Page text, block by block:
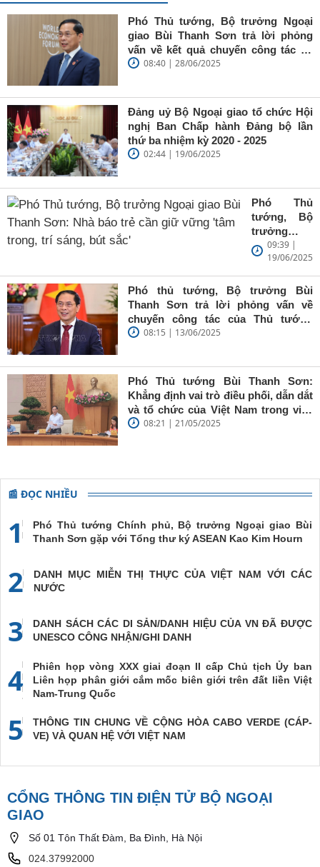
Phó Thủ tướng, Bộ trưởng Ngoại
giao Bùi Thanh Sơn trả lời phỏng
vấn về kết quả chuyến công tác tại
Trung Quốc của Thủ tướng Chính
08:40 | 28/06/2025
Đảng uỷ Bộ Ngoại giao tổ chức Hội
nghị Ban Chấp hành Đảng bộ lần
thứ ba nhiệm kỳ 2020 - 2025
02:44 | 19/06/2025
Phó Thủ
tướng, Bộ
trưởng
Ngoại giao
Bùi Thanh
Sơn: Nhà
báo trẻ cần
giữ vững
'tâm trong,
09:39 |
19/06/2025
Phó thủ tướng, Bộ trưởng Bùi
Thanh Sơn trả lời phỏng vấn về
chuyến công tác của Thủ tướng
Chính phủ đến Estonia, Pháp và
08:15 | 13/06/2025
Phó Thủ tướng Bùi Thanh Sơn:
Khẳng định vai trò điều phối, dẫn dắt
và tổ chức của Việt Nam trong việc
đề cao chủ nghĩa đa phương, đoàn
08:21 | 21/05/2025
📰 ĐỌC NHIỀU
1
Phó Thủ tướng Chính phủ, Bộ trưởng Ngoại giao Bùi
Thanh Sơn gặp với Tổng thư ký ASEAN Kao Kim Hourn
2
DANH MỤC MIỄN THỊ THỰC CỦA VIỆT NAM VỚI CÁC
NƯỚC
3
DANH SÁCH CÁC DI SẢN/DANH HIỆU CỦA VN ĐÃ ĐƯỢC
UNESCO CÔNG NHẬN/GHI DANH
4
Phiên họp vòng XXX giai đoạn II cấp Chủ tịch Ủy ban
Liên họp phân giới cắm mốc biên giới trên đất liền Việt
Nam-Trung Quốc
5
THÔNG TIN CHUNG VỀ CỘNG HÒA CABO VERDE (CÁP-
VE) VÀ QUAN HỆ VỚI VIỆT NAM
CỔNG THÔNG TIN ĐIỆN TỬ BỘ NGOẠI
GIAO
Số 01 Tôn Thất Đàm, Ba Đình, Hà Nội
024.37992000